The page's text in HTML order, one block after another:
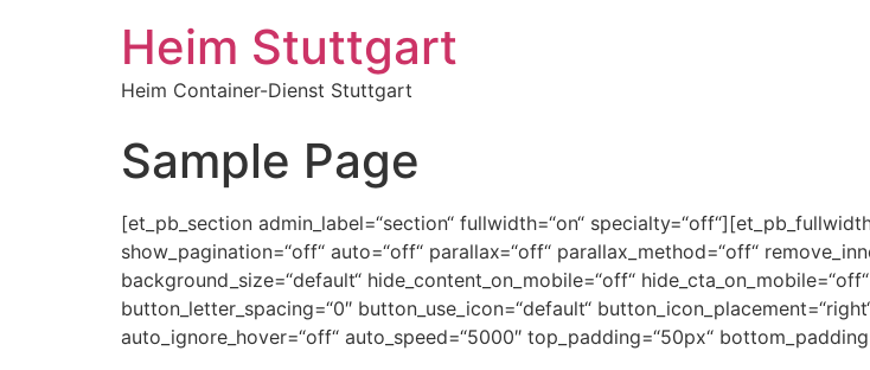
Heim Stuttgart
Heim Container-Dienst Stuttgart
Sample Page
[et_pb_section admin_label=“section“ fullwidth=“on“
show_pagination=“off“ auto=“off“ parallax=“off“ parallax_method=“off“
background_size=“default“ hide_content_on_mobile=“off“
button_letter_spacing=“0″ button_use_icon=“default“
auto_ignore_hover=“off“ auto_speed=“5000″ top_padding=“50px“